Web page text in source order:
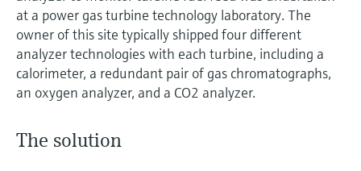
at a power gas turbine technology laboratory. The
owner of this site typically shipped four different
analyzer technologies with each turbine, including a
calorimeter, a redundant pair of gas chromatographs,
an oxygen analyzer, and a CO2 analyzer.
The solution